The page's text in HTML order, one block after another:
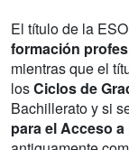
El título de la
formación
mientras que el
losCiclos de
Bachillerato y si
para el Acceso